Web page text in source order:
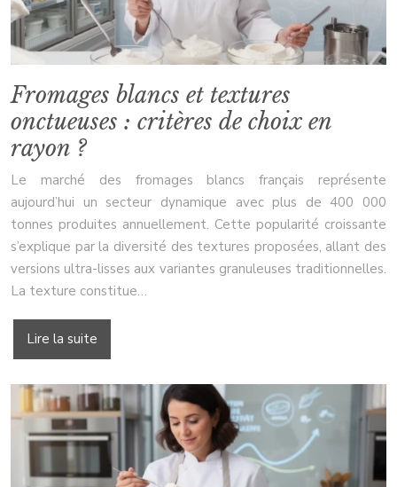
Fromages blancs et textures
onctueuses : critères de choix en
rayon ?
Le marché des fromages blancs français représente
aujourd’hui un secteur dynamique avec plus de 400 000
tonnes produites annuellement. Cette popularité croissante
s’explique par la diversité des textures proposées, allant des
versions ultra-lisses aux variantes granuleuses traditionnelles.
La texture constitue…
Lire la suite